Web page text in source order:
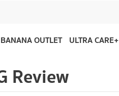
BANANA OUTLET ULTRA CARE+
Review